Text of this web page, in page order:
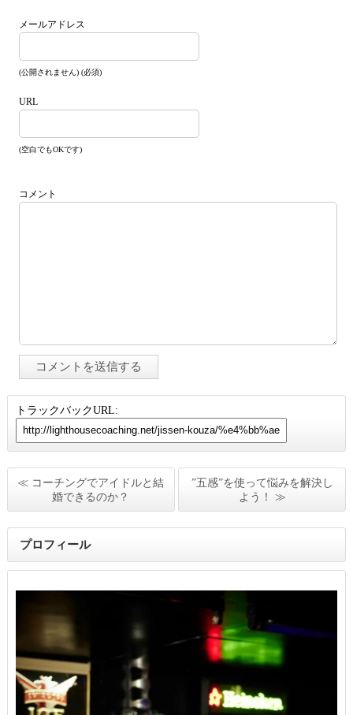
メールアドレス
(公開されません) (必須)
URL
(空白でもOKです)
コメント
トラックバックURL:
≪ コーチングでアイドルと結
婚できるのか？
”五感”を使って悩みを解決し
よう！ ≫
プロフィール